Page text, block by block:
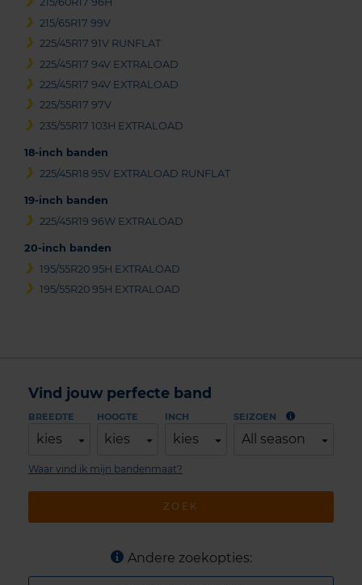
215/65R17 99V
225/45R17 91V RUNFLAT
225/45R17 94V EXTRALOAD
225/45R17 94V EXTRALOAD
225/55R17 97V
235/55R17 103H EXTRALOAD
18-inch banden
225/45R18 95V EXTRALOAD RUNFLAT
19-inch banden
225/45R19 96W EXTRALOAD
20-inch banden
195/55R20 95H EXTRALOAD
195/55R20 95H EXTRALOAD
Vind jouw perfecte band
BREEDTE
kies
HOOGTE
kies
INCH
kies
SEIZOEN
All season
ZOEK
Waar vind ik mijn bandenmaat?
Andere zoekopties: